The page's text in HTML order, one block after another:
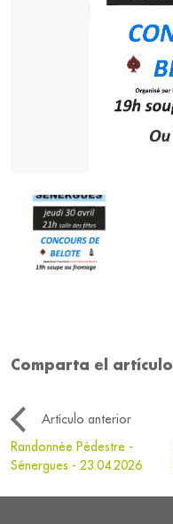
Comparta el artículo
Artículo anterior
Randonnée Pédestre -
Sénergues - 23.04.2026